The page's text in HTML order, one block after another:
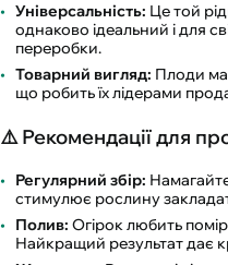
Універсальність: Це той
однаково ідеальний і для
переробки.
Товарний вигляд: Плоди
що робить їх лідерами
⚠️ Рекомендації для
Регулярний збір:
стимулює рослину
Полив: Огірок любить
Найкращий результат дає